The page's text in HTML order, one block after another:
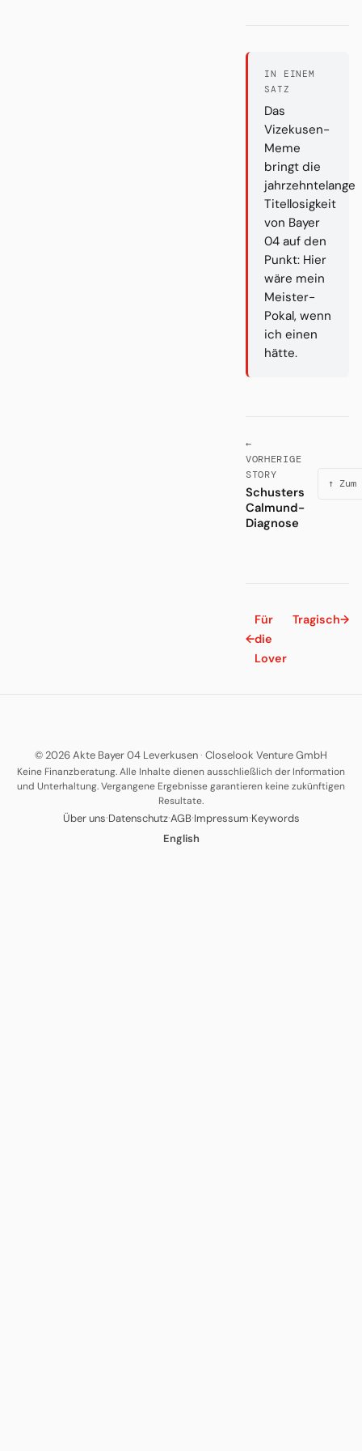
IN EINEM
SATZ
Das
Vizekusen-
Meme
bringt die
jahrzehntelange
Titellosigkeit
von Bayer
04 auf den
Punkt: Hier
wäre mein
Meister-
Pokal, wenn
ich einen
hätte.
←
VORHERIGE
STORY
Schusters
Calmund-
Diagnose
↑
←
Für
die
Lover
Tragisch→
© 2026 Akte Bayer 04 Leverkusen· Closelook Venture GmbH
Keine Finanzberatung. Alle Inhalte dienen ausschließlich der Information
und Unterhaltung. Vergangene Ergebnisse garantieren keine zukünftigen
Resultate.
Über uns·Datenschutz·AGB·Impressum·Keywords
English